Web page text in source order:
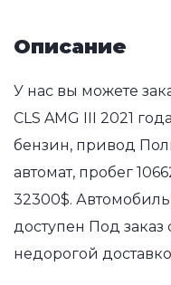
Описание
У нас вы можете
CLS AMG III 2021
бензин, привод
автомат, пробег
32300$.
доступен Под
недорогой